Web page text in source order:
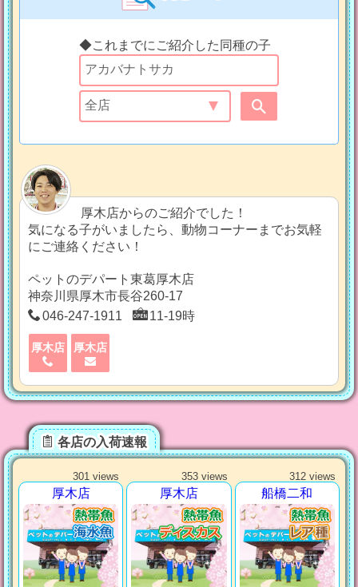
◆これまでにご紹介した同種の子
厚木店からのご紹介でした！
気になる子がいましたら、動物コーナーまでお気軽
にご連絡ください！
ペットのデパート東葛厚木店
神奈川県厚木市長谷260-17
046-247-1911
11-19時
厚木店 厚木店
各店の入荷速報
301 views
厚木店
353 views
厚木店
312 views
船橋二和